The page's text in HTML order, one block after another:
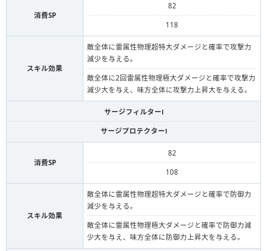
消費SP
82
118
スキル効果
敵全体に雷属性物理超特大ダメージと確率で攻撃力
減少を与える。
敵全体に2回雷属性物理極大ダメージと確率で攻撃力
減少大を与え、味方全体に攻撃力上昇大を与える。
サージフィルターⅠ
サージプロテクターⅠ
消費SP
82
108
スキル効果
敵全体に雷属性物理超特大ダメージと確率で防御力
減少を与える。
敵全体に雷属性物理極大ダメージと確率で防御力減
少大を与え、味方全体に防御力上昇大を与える。